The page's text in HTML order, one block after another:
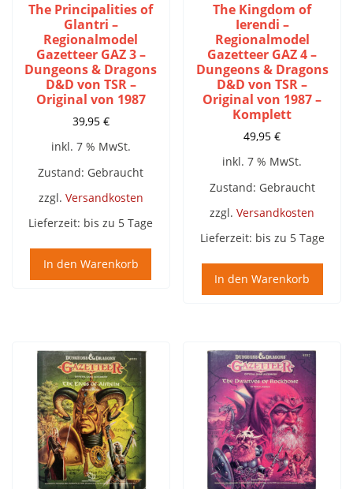
The Principalities of
Glantri –
Regionalmodel
Gazetteer GAZ 3 –
Dungeons & Dragons
D&D von TSR –
Original von 1987
39,95 €
inkl. 7 % MwSt.
Zustand: Gebraucht
zzgl. Versandkosten
Lieferzeit: bis zu 5 Tage
In den Warenkorb
The Kingdom of
Ierendi –
Regionalmodel
Gazetteer GAZ 4 –
Dungeons & Dragons
D&D von TSR –
Original von 1987 –
Komplett
49,95€
inkl. 7 % MwSt.
Zustand: Gebraucht
zzgl.Versandkosten
Lieferzeit: bis zu 5 Tage
In den Warenkorb